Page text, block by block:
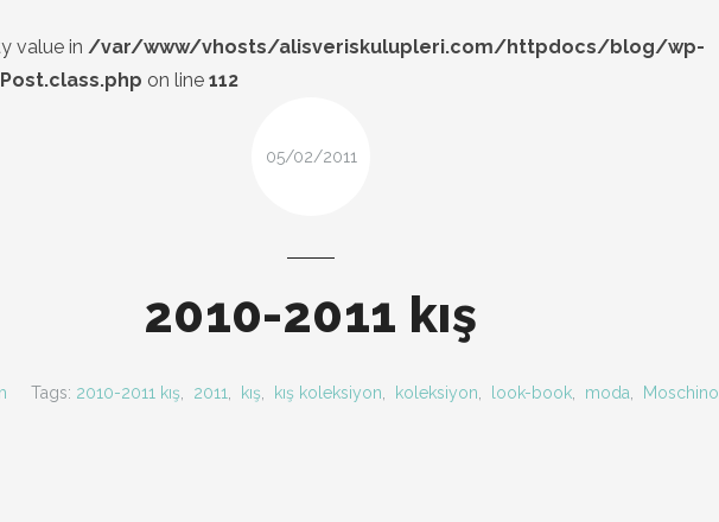
value in /var/www/vhosts/alisveriskulupleri.com/httpdocs/blog/wp-
on line 112
05/02/2011
2010-2011 kış
Tags: 2010-2011 kış 2011 kış kış koleksiyon koleksiyon look-book moda Moschino